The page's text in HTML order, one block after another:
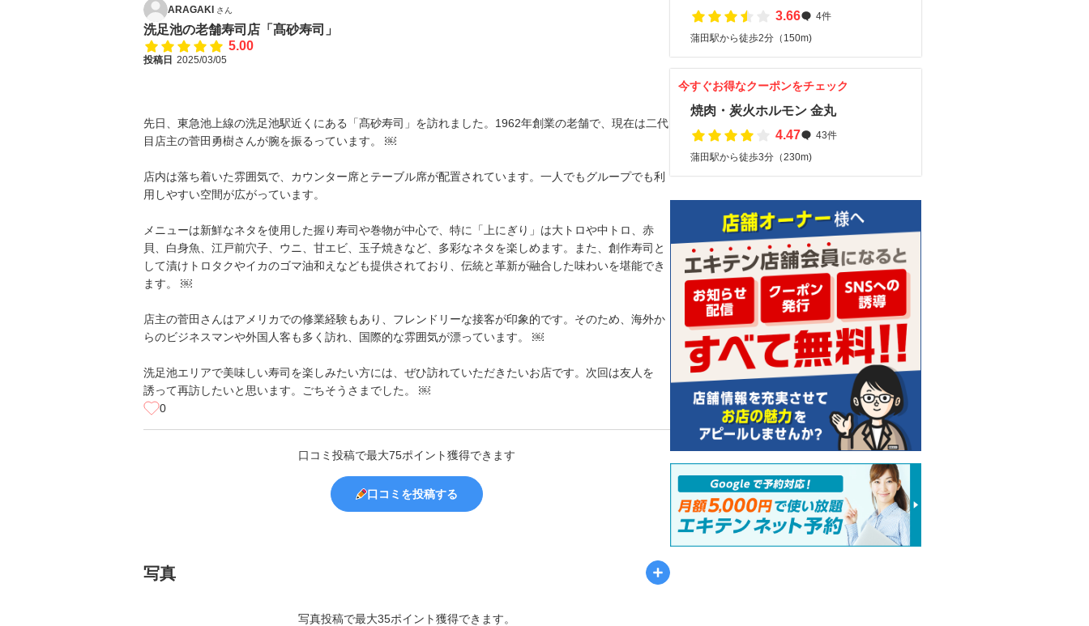
ARAGAKI さん
洗足池の老舗寿司店「髙砂寿司」
5.00
投稿日 2025/03/05
先日、東急池上線の洗足池駅近くにある「髙砂寿司」を訪れました。1962年創業の老舗で、現在は二代
目店主の菅田勇樹さんが腕を振るっています。 ￼
店内は落ち着いた雰囲気で、カウンター席とテーブル席が配置されています。一人でもグループでも利
用しやすい空間が広がっています。
メニューは新鮮なネタを使用した握り寿司や巻物が中心で、特に「上にぎり」は大トロや中トロ、赤
貝、白身魚、江戸前穴子、ウニ、甘エビ、玉子焼きなど、多彩なネタを楽しめます。また、創作寿司と
して漬けトロタクやイカのゴマ油和えなども提供されており、伝統と革新が融合した味わいを堪能でき
ます。 ￼
店主の菅田さんはアメリカでの修業経験もあり、フレンドリーな接客が印象的です。そのため、海外か
らのビジネスマンや外国人客も多く訪れ、国際的な雰囲気が漂っています。 ￼
洗足池エリアで美味しい寿司を楽しみたい方には、ぜひ訪れていただきたいお店です。次回は友人を
誘って再訪したいと思います。ごちそうさまでした。 ￼
0
口コミ投稿で最大75ポイント獲得できます
口コミを投稿する
写真
写真投稿で最大35ポイント獲得できます。
3.66
4件
蒲田駅から徒歩2分（150m)
今すぐお得なクーポンをチェック
焼肉・炭火ホルモン 金丸
4.47
43件
蒲田駅から徒歩3分（230m)